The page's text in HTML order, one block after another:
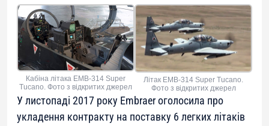
Кабіна літака EMB-314 Super
Tucano. Фото з відкритих джерел
Літак EMB-314 Super Tucano.
Фото з відкритих джерел
У листопаді 2017 року Embraer оголосила про
укладення контракту на поставку 6 легких літаків